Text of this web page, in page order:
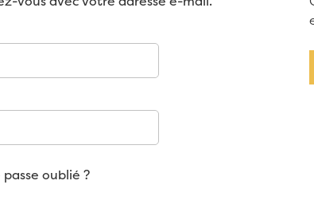
oublié ?